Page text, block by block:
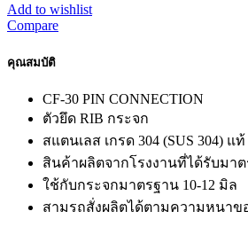
Add to wishlist
Compare
คุณสมบัติ
CF-30 PIN CONNECTION
ตัวยึด RIB กระจก
สแตนเลส เกรด 304 (SUS 304) แท้
สินค้าผลิตจากโรงงานที่ได้รับมาต
ใช้กับกระจกมาตรฐาน 10-12 มิล
สามรถสั่งผลิตได้ตามความหนาข